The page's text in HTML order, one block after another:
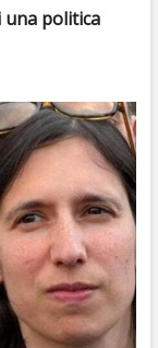
una politica